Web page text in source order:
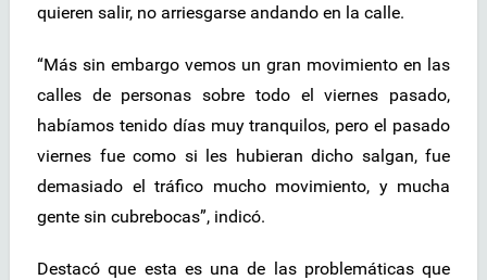
quieren salir, no arriesgarse andando en la calle.
“Más sin embargo vemos un gran movimiento en las
calles de personas sobre todo el viernes pasado,
habíamos tenido días muy tranquilos, pero el pasado
viernes fue como si les hubieran dicho salgan, fue
demasiado el tráfico mucho movimiento, y mucha
gente sin cubrebocas”, indicó.
Destacó que esta es una de las problemáticas que